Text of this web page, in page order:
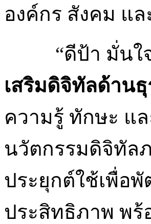
องค์กร สังคม แ
“ดีป้า มั่นใ
เสริมดิจิทัลด้าน
ความรู้ ทักษะ แ
นวัตกรรมดิจิทัล
ประยุกต์ใช้เพื่อ
ประสิทธิภาพ พร้